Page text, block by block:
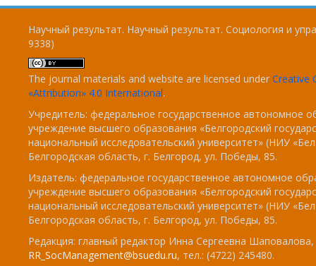
Научный результат. Научный результат. Социология и
9338)
The journal materials and website are licensed under Creative
«Attribution» 4.0 International.
Учредитель: федеральное государственное автономное
учреждение высшего образования «Белгородский
национальный исследовательский университет» (НИУ
Белгородская область, г. Белгород, ул. Победы, 85.
Издатель: федеральное государственное автономное
учреждение высшего образования «Белгородский
национальный исследовательский университет» (НИУ
Белгородская область, г. Белгород, ул. Победы, 85.
Редакция: главный редактор Инна Сергеевна
RR_SocManagement@bsuedu.ru, тел.: (4722) 245480.